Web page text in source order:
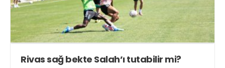
Rivas sağ bekte Salah’ı tutabilir mi?